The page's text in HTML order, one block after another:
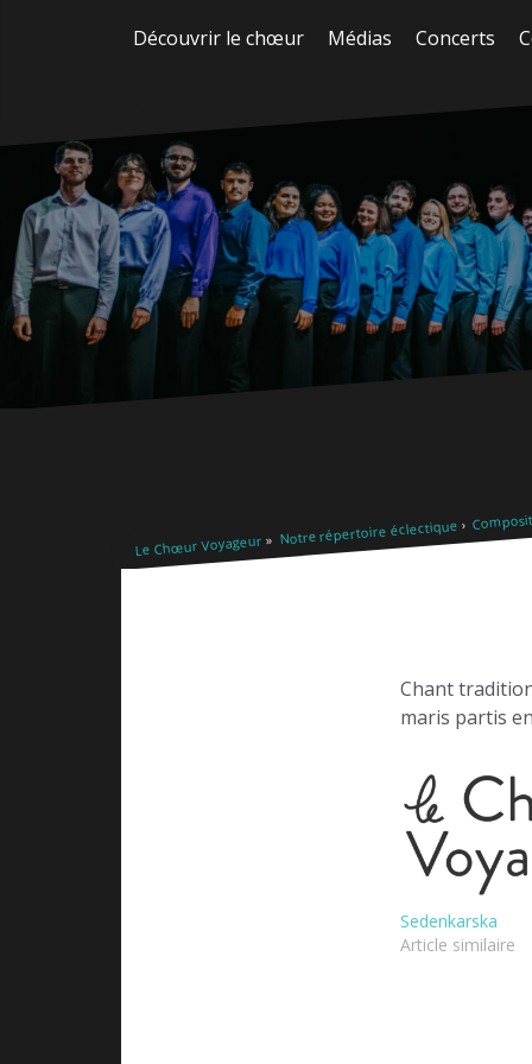
Découvrir le chœur Médias Concerts
Le Chœur Voyageur Notre répertoire éclectique
Chant
maris partis
Sedenkarska
Article similaire